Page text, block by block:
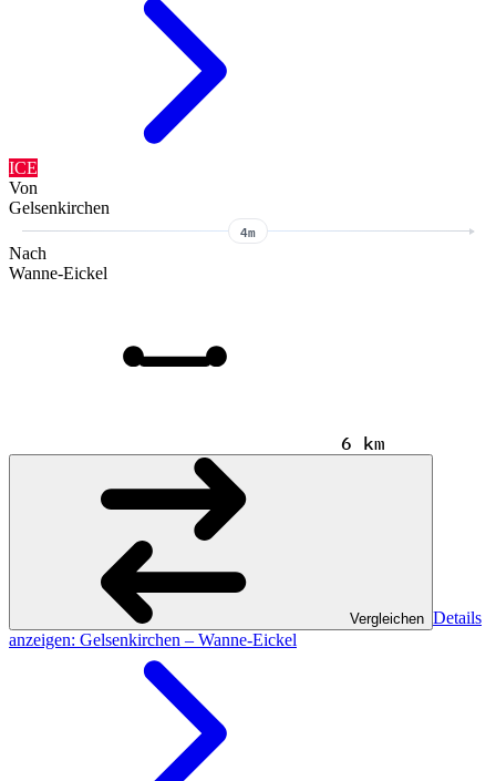
ICE
Von
Gelsenkirchen
4m
Nach
Wanne-Eickel
6 km
Vergleichen Details
anzeigen: Gelsenkirchen – Wanne-Eickel